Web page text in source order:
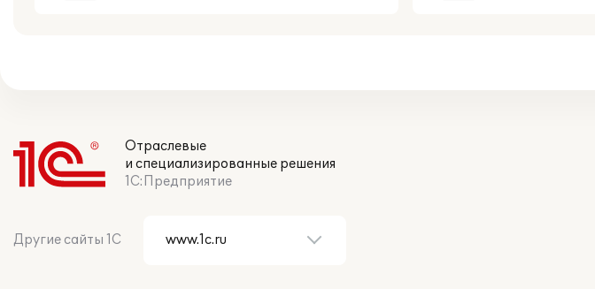
Отраслевые
и специализированные решения
1С:Предприятие
Другие сайты 1С